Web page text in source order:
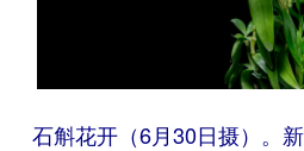
石斛花开（6月30日摄）。